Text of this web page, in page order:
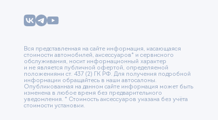
Вся представленная на сайте информация, касающаяся
стоимости автомобилей, аксессуаров* и сервисного
обслуживания, носит информационный характер
и не является публичной офертой, определяемой
положениями ст. 437 (2) ГК РФ. Для получения подробной
информации обращайтесь в наши автосалоны.
Опубликованная на данном сайте информация может быть
изменена в любое время без предварительного
уведомления. * Стоимость аксессуаров указана без учёта
стоимости установки.